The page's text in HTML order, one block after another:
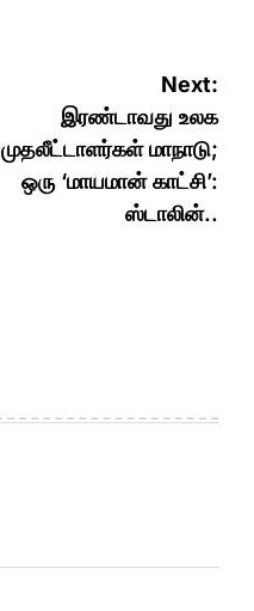
Next:
இரண்டாவது உலக
முதலீட்டாளர்கள் மாநாடு;
ஒரு ‘மாயமான் காட்சி’:
ஸ்டாலின்..